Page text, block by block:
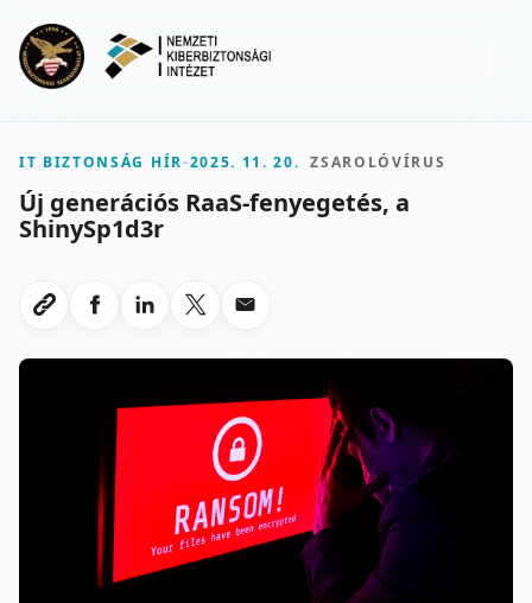
IT BIZTONSÁG HÍR-2025. 11. 20. ZSAROLÓVÍRUS
Új generációs RaaS-fenyegetés, a
ShinySp1d3r
Link masolasa
Megosztas Facebookon
Megosztas LinkedInen
Megosztas X-en
Megosztas emailben